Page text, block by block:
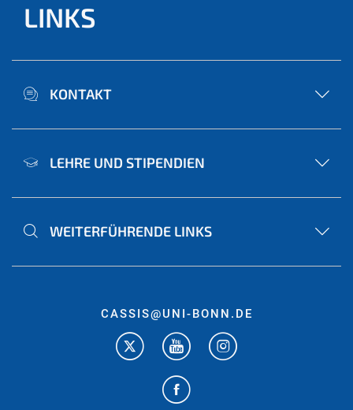
LINKS
KONTAKT
LEHRE UND STIPENDIEN
WEITERFÜHRENDE LINKS
CASSIS@UNI-BONN.DE